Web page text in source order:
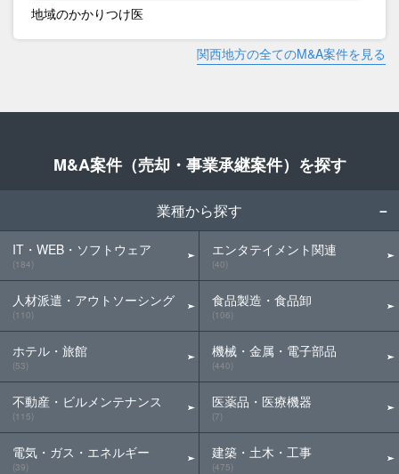
地域のかかりつけ医
関西地方の全てのM&A案件を見る
M&A案件（売却・事業承継案件）を探す
業種から探す
IT・WEB・ソフトウェア
(184)
人材派遣・アウトソーシング
(110)
ホテル・旅館
(53)
不動産・ビルメンテナンス
(115)
電気・ガス・エネルギー
(39)
エンタテイメント関連
(40)
食品製造・食品卸
(106)
機械・金属・電子部品
(440)
医薬品・医療機器
(7)
建築・土木・工事
(475)